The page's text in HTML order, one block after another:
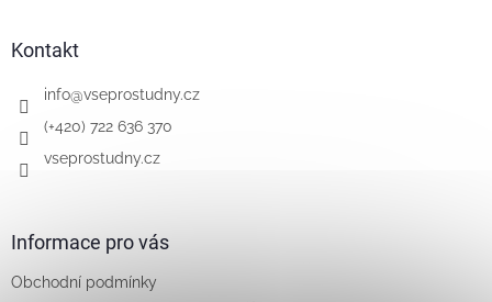
Kontakt
info@vseprostudny.cz
(+420) 722 636 370
vseprostudny.cz
Informace pro vás
Obchodní podmínky